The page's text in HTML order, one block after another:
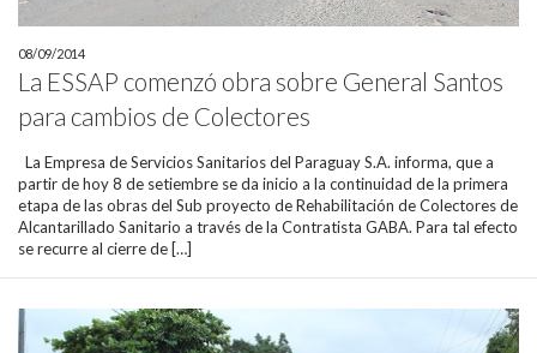
08/09/2014
La ESSAP comenzó obra sobre General Santos
para cambios de Colectores
La Empresa de Servicios Sanitarios del Paraguay S.A. informa, que a
partir de hoy 8 de setiembre se da inicio a la continuidad de la primera
etapa de las obras del Sub proyecto de Rehabilitación de Colectores de
Alcantarillado Sanitario a través de la Contratista GABA. Para tal efecto
se recurre al cierre de […]